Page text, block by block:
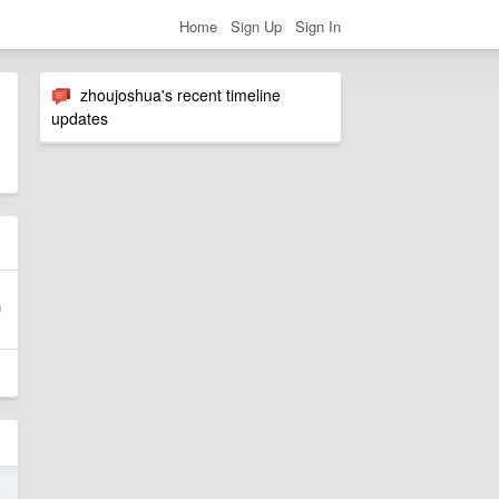
Home Sign Up Sign In
zhoujoshua's recent timeline
updates